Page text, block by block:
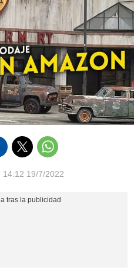
14:12 19/7/2022